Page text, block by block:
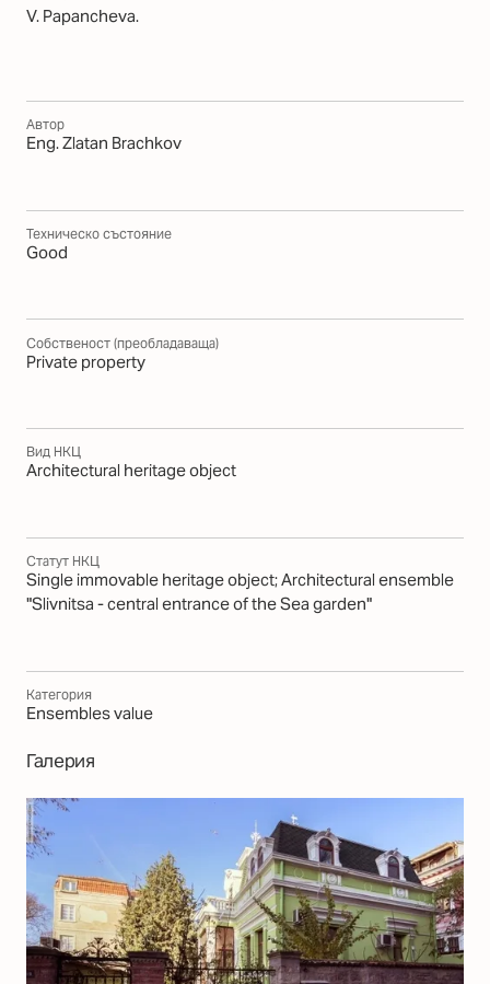
V. Papancheva.
Автор
Eng. Zlatan Brachkov
Техническо състояние
Good
Собственост (преобладаваща)
Private property
Вид НКЦ
Architectural heritage object
Статут НКЦ
Single immovable heritage object; Architectural ensemble
"Slivnitsa - central entrance of the Sea garden"
Категория
Еnsembles value
Галерия